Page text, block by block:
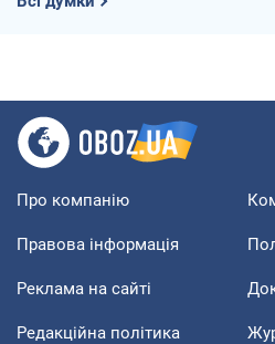
Про компанію
Правова інформація
Реклама на сайті
Редакційна політика